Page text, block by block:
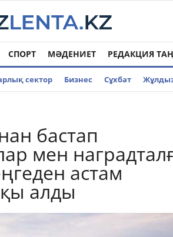
СПОРТ МӘДЕНИЕТ РЕДАКЦИЯ
сектор Бизнес Cұхбат
бастап
мен
астам
алды